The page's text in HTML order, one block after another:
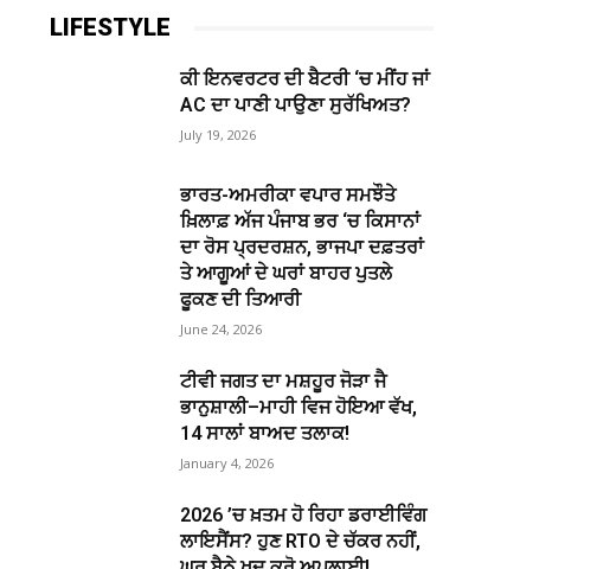
LIFESTYLE
ਕੀ ਇਨਵਰਟਰ ਦੀ ਬੈਟਰੀ ‘ਚ ਮੀਂਹ ਜਾਂ
AC ਦਾ ਪਾਣੀ ਪਾਉਣਾ ਸੁਰੱਖਿਅਤ?
July 19, 2026
ਭਾਰਤ-ਅਮਰੀਕਾ ਵਪਾਰ ਸਮਝੌਤੇ
ਖ਼ਿਲਾਫ਼ ਅੱਜ ਪੰਜਾਬ ਭਰ ‘ਚ ਕਿਸਾਨਾਂ
ਦਾ ਰੋਸ ਪ੍ਰਦਰਸ਼ਨ, ਭਾਜਪਾ ਦਫ਼ਤਰਾਂ
ਤੇ ਆਗੂਆਂ ਦੇ ਘਰਾਂ ਬਾਹਰ ਪੁਤਲੇ
ਫੂਕਣ ਦੀ ਤਿਆਰੀ
June 24, 2026
ਟੀਵੀ ਜਗਤ ਦਾ ਮਸ਼ਹੂਰ ਜੋੜਾ ਜੈ
ਭਾਨੁਸ਼ਾਲੀ–ਮਾਹੀ ਵਿਜ ਹੋਇਆ ਵੱਖ,
14 ਸਾਲਾਂ ਬਾਅਦ ਤਲਾਕ!
January 4, 2026
2026 ’ਚ ਖ਼ਤਮ ਹੋ ਰਿਹਾ ਡਰਾਈਵਿੰਗ
ਲਾਇਸੈਂਸ? ਹੁਣ RTO ਦੇ ਚੱਕਰ ਨਹੀਂ,